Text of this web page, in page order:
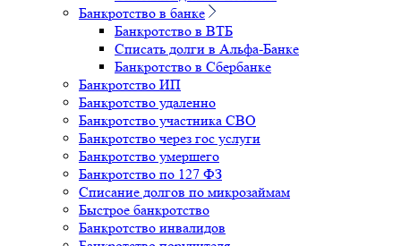
Банкротство в банке
Банкротство в ВТБ
Списать долги в Альфа-Банке
Банкротство в Cбербанке
Банкротство ИП
Банкротство удаленно
Банкротство участника СВО
Банкротство через гос услуги
Банкротство умершего
Банкротство по 127 ФЗ
Списание долгов по микрозаймам
Быстрое банкротство
Банкротство инвалидов